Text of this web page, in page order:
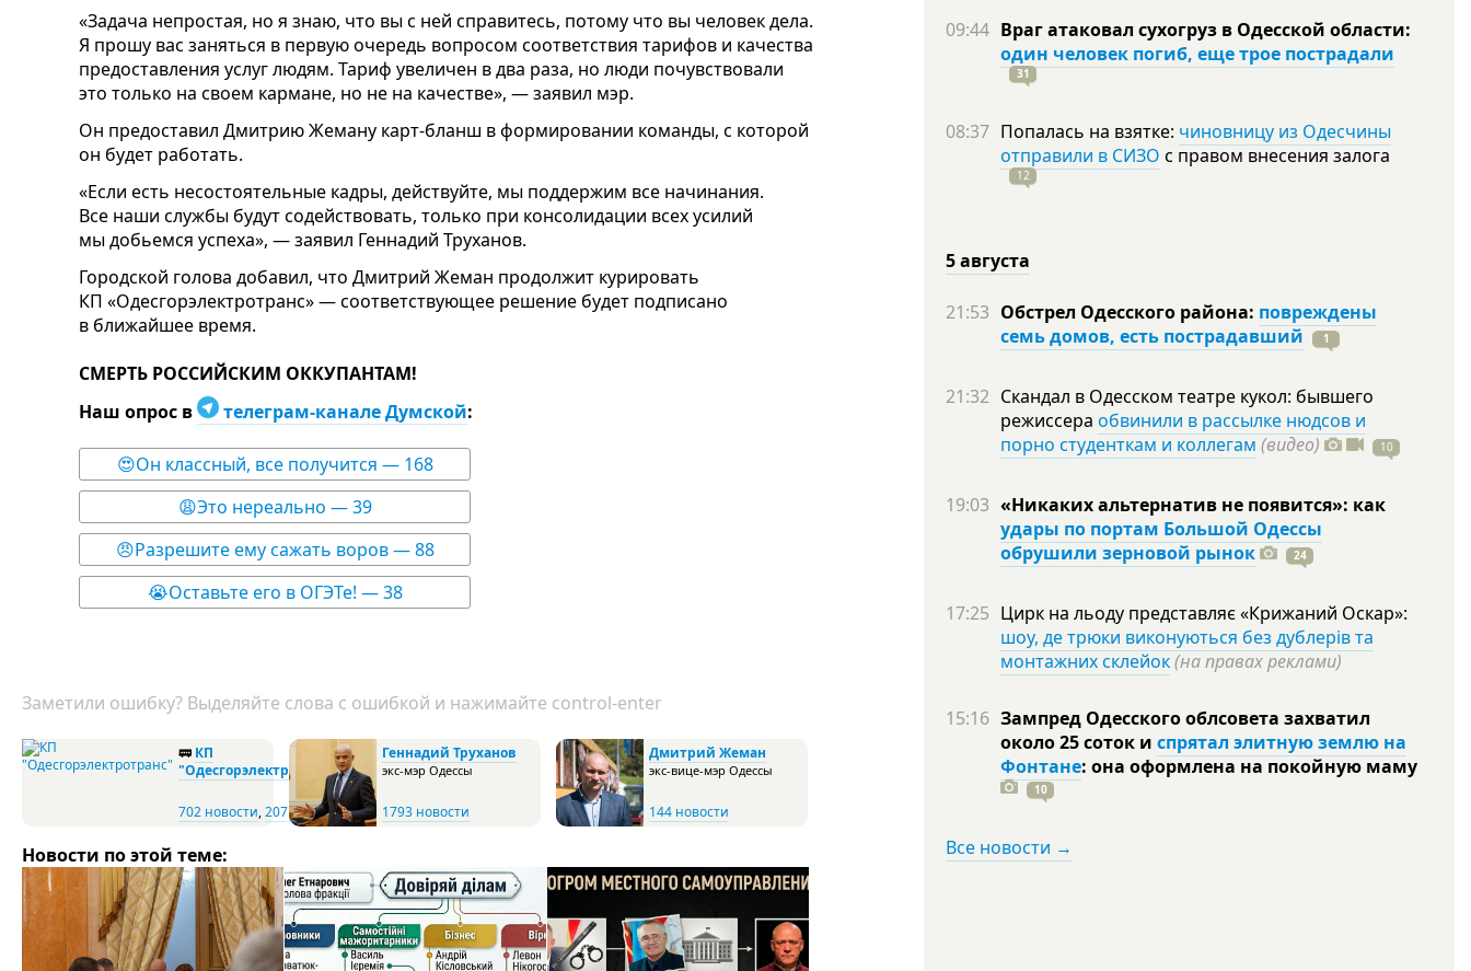
«Задача непростая, но я знаю, что вы с ней справитесь, потому что вы человек дела.
Я прошу вас заняться в первую очередь вопросом соответствия тарифов и качества
предоставления услуг людям. Тариф увеличен в два раза, но люди почувствовали
это только на своем кармане, но не на качестве», — заявил мэр.
Он предоставил Дмитрию Жеману карт-бланш в формировании команды, с которой
он будет работать.
«Если есть несостоятельные кадры, действуйте, мы поддержим все начинания.
Все наши службы будут содействовать, только при консолидации всех усилий
мы добьемся успеха», — заявил Геннадий Труханов.
Городской голова добавил, что Дмитрий Жеман продолжит курировать
КП «Одесгорэлектротранс» — соответствующее решение будет подписано
в ближайшее время.
СМЕРТЬ РОССИЙСКИМ ОККУПАНТАМ!
Наш опрос в
телеграм-канале Думской:
😍Он классный, все получится — 168
😩Это нереально — 39
😠Разрешите ему сажать воров — 88
😭Оставьте его в ОГЭТе! — 38
Заметили ошибку? Выделяйте слова с ошибкой и нажимайте control-enter
🚃 КП
"Одесгорэлектротранс"
702 новости,207 фото
Геннадий Труханов
экс-мэр Одессы
1793 новости
Дмитрий Жеман
экс-вице-мэр Одессы
144 новости
Новости по этой теме:
09:44 Враг атаковал сухогруз в Одесской области:
один человек погиб, еще трое пострадали
31
08:37 Попалась на взятке: чиновницу из Одесчины
отправили в СИЗО с правом внесения залога
12
5 августа
21:53 Обстрел Одесского района: повреждены
семь домов, есть пострадавший
1
21:32 Скандал в Одесском театре кукол: бывшего
режиссера обвинили в рассылке нюдсов и
порно студенткам и коллегам (видео) 10
19:03 «Никаких альтернатив не появится»: как
удары по портам Большой Одессы
обрушили зерновой рынок
24
17:25 Цирк на льоду представляє «Крижаний Оскар»:
шоу, де трюки виконуються без дублерів та
монтажних склейок(на правах реклами)
15:16 Зампред Одесского облсовета захватил
около 25 соток и спрятал элитную землю на
Фонтане: она оформлена на покойную маму
10
Все новости →